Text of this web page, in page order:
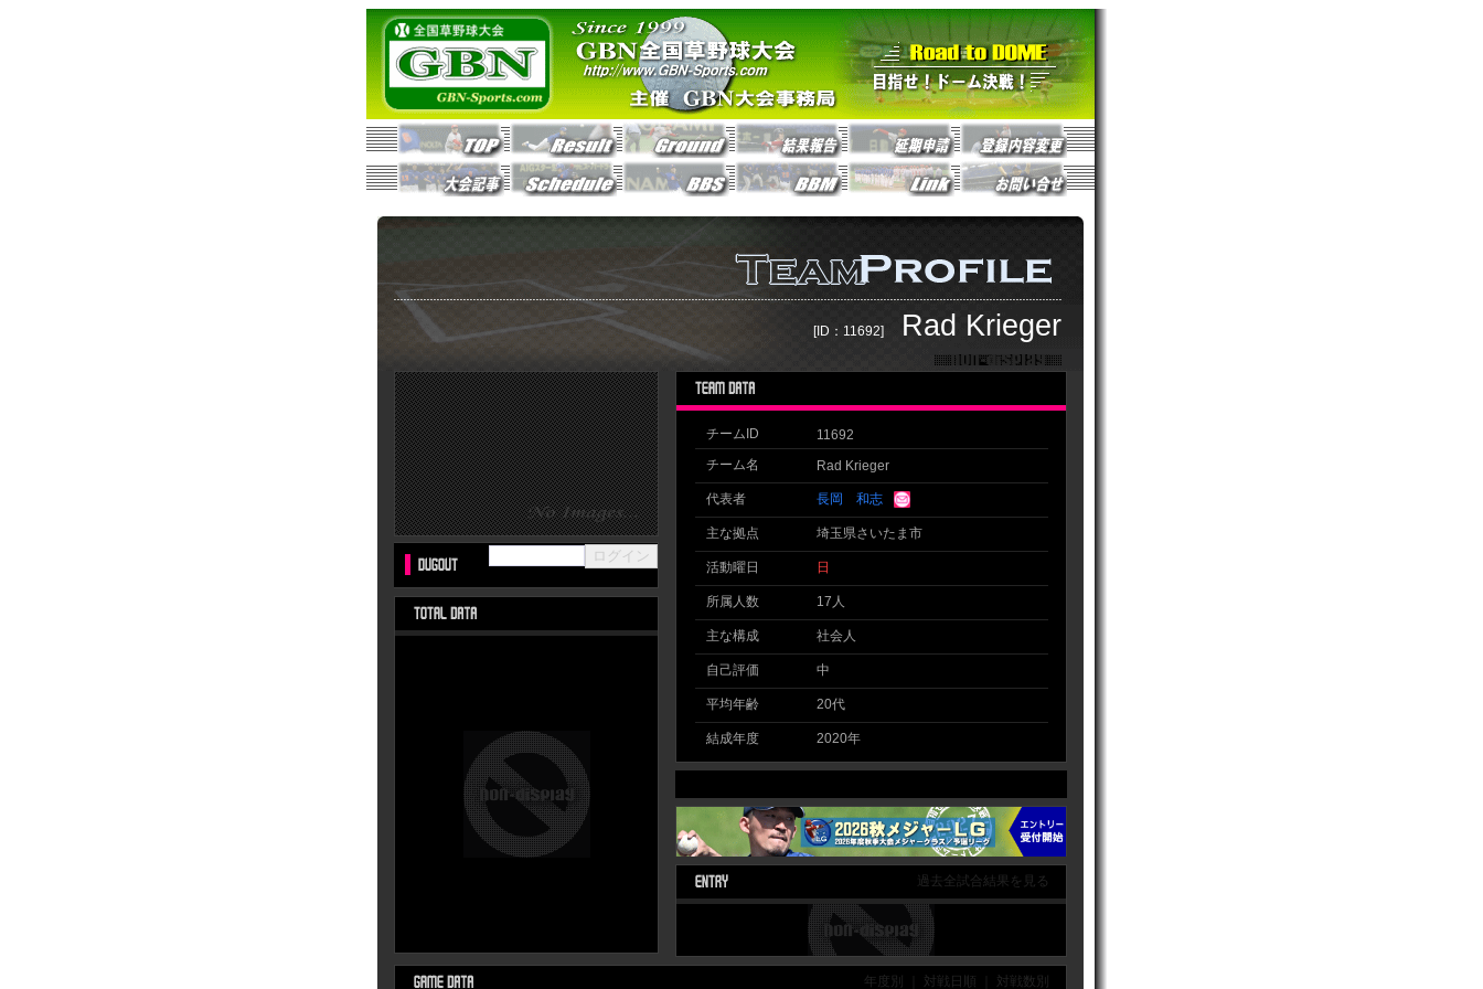
[ID：11692] Rad Krieger
チームID 11692
チーム名 Rad Krieger
代表者 長岡 和志
主な拠点 埼玉県さいたま市
活動曜日 日
所属人数 17人
主な構成 社会人
自己評価 中
平均年齢 20代
結成年度 2020年
過去全試合結果を見る
年度別 ｜ 対戦日順 ｜ 対戦数別